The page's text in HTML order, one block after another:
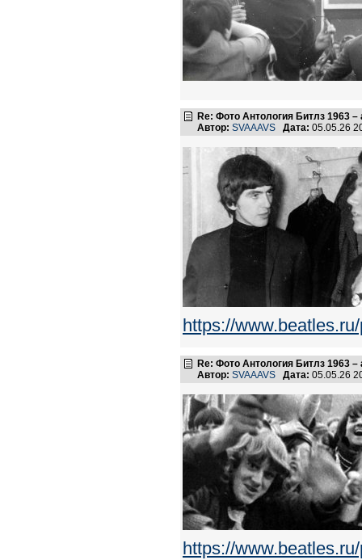
Re: Фото Антология Битлз 1963 –
Автор: SVAAAVS Дата: 05.05.26
https://
Re: Фото Антология Битлз 1963 –
Автор: SVAAAVS Дата: 05.05.26
https://